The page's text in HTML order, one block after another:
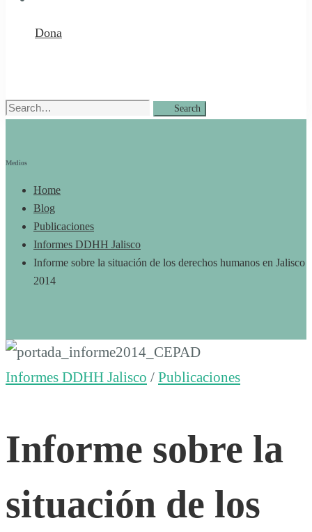
Dona
Search
Search
Medios
Home
Blog
Publicaciones
Informes DDHH Jalisco
Informe sobre la situación de los derechos humanos en Jalisco
2014
Informe
la
situación
Informes DDHH Jalisco / Publicaciones
Informe sobre la
situación de los